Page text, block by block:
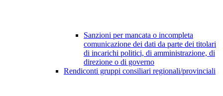
Sanzioni per mancata o incompleta
comunicazione dei dati da parte dei titolari
di incarichi politici, di amministrazione, di
direzione o di governo
Rendiconti gruppi consiliari regionali/provinciali